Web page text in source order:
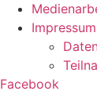
Impressum
Facebook